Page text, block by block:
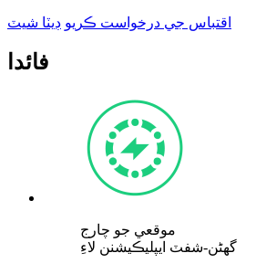
اقتباس جي درخواست ڪريو ڊيٽا شيٽ
فائدا
موقعي جو چارج
گھڻن-شفٽ ايپليڪيشنن لاءِ